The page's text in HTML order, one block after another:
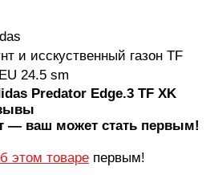
и исскуственный газон TF
24.5 sm
Predator Edge.3 TF XK
— ваш может стать первым!
этом товаре первым!